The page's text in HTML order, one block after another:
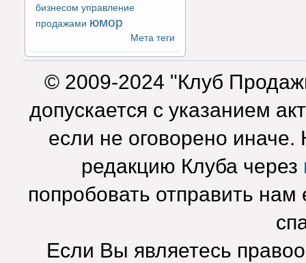
бизнесом управление
продажами юмор
Мета теги
© 2009-2024 "Клуб
допускается с указанием
если не оговорено
редакцию Клуба через
попробовать отправить нам
Если Вы являетесь